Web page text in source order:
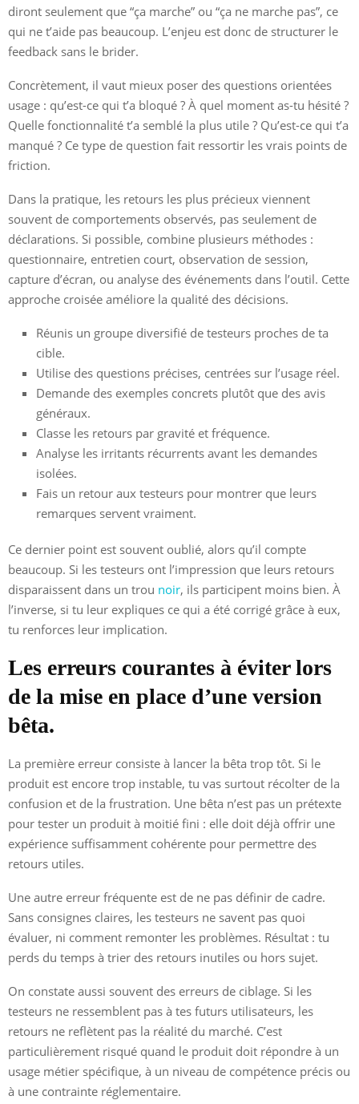
diront seulement que “ça marche” ou “ça ne marche pas”, ce
qui ne t’aide pas beaucoup. L’enjeu est donc de structurer le
feedback sans le brider.
Concrètement, il vaut mieux poser des questions orientées
usage : qu’est-ce qui t’a bloqué ? À quel moment as-tu hésité ?
Quelle fonctionnalité t’a semblé la plus utile ? Qu’est-ce qui t’a
manqué ? Ce type de question fait ressortir les vrais points de
friction.
Dans la pratique, les retours les plus précieux viennent
souvent de comportements observés, pas seulement de
déclarations. Si possible, combine plusieurs méthodes :
questionnaire, entretien court, observation de session,
capture d’écran, ou analyse des événements dans l’outil. Cette
approche croisée améliore la qualité des décisions.
Réunis un groupe diversifié de testeurs proches de ta
cible.
Utilise des questions précises, centrées sur l’usage réel.
Demande des exemples concrets plutôt que des avis
généraux.
Classe les retours par gravité et fréquence.
Analyse les irritants récurrents avant les demandes
isolées.
Fais un retour aux testeurs pour montrer que leurs
remarques servent vraiment.
Ce dernier point est souvent oublié, alors qu’il compte
beaucoup. Si les testeurs ont l’impression que leurs retours
disparaissent dans un trou noir, ils participent moins bien. À
l’inverse, si tu leur expliques ce qui a été corrigé grâce à eux,
tu renforces leur implication.
Les erreurs courantes à éviter lors
de la mise en place d’une version
bêta.
La première erreur consiste à lancer la bêta trop tôt. Si le
produit est encore trop instable, tu vas surtout récolter de la
confusion et de la frustration. Une bêta n’est pas un prétexte
pour tester un produit à moitié fini : elle doit déjà offrir une
expérience suffisamment cohérente pour permettre des
retours utiles.
Une autre erreur fréquente est de ne pas définir de cadre.
Sans consignes claires, les testeurs ne savent pas quoi
évaluer, ni comment remonter les problèmes. Résultat : tu
perds du temps à trier des retours inutiles ou hors sujet.
On constate aussi souvent des erreurs de ciblage. Si les
testeurs ne ressemblent pas à tes futurs utilisateurs, les
retours ne reflètent pas la réalité du marché. C’est
particulièrement risqué quand le produit doit répondre à un
usage métier spécifique, à un niveau de compétence précis ou
à une contrainte réglementaire.